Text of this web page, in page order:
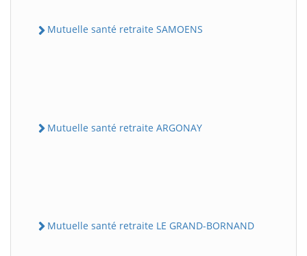
Mutuelle santé retraite SAMOENS
Mutuelle santé retraite ARGONAY
Mutuelle santé retraite LE GRAND-BORNAND